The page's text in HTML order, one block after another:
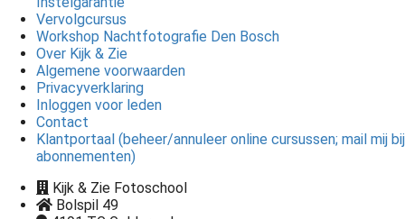
Vervolgcursus
Workshop Nachtfotografie Den Bosch
Over Kijk & Zie
Algemene voorwaarden
Privacyverklaring
Inloggen voor leden
Contact
Klantportaal (beheer/annuleer online cursussen; mail mij bij
abonnementen)
Kijk & Zie Fotoschool
Bolspil 49